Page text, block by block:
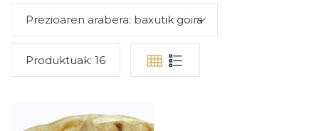
Prezioaren arabera: baxutik goira
Produktuak: 16